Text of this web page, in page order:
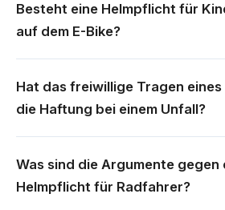
Besteht eine Helmpflicht für
auf dem E-Bike?
Hat das freiwillige Tragen eines
die Haftung bei einem Unfall?
Was sind die Argumente gegen
Helmpflicht für Radfahrer?